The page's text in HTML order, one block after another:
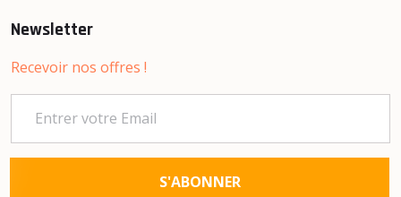
Newsletter
Recevoir nos offres !
S'ABONNER